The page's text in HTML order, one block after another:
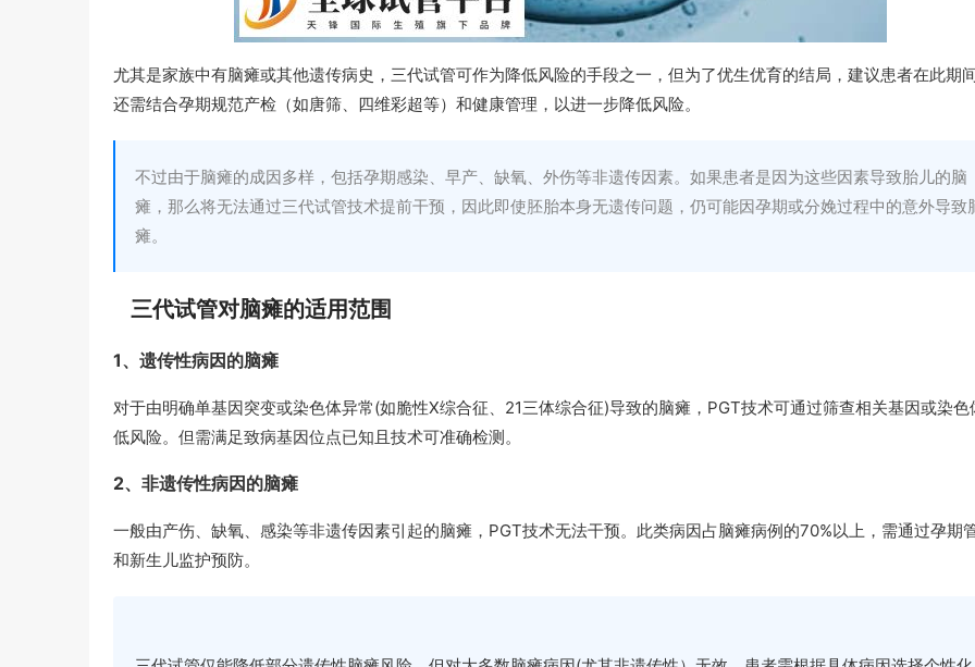
尤其是家族中有脑瘫或其他遗传病史，三代试管可作为降低风险的手段之一，但为了优生优育的结局，建议患者在此期
还需结合孕期规范产检（如唐筛、四维彩超等）和健康管理，以进一步降低风险。
不过由于脑瘫的成因多样，包括孕期感染、早产、缺氧、外伤等非遗传因素。如果患者是因为这些因素导致胎儿的脑
瘫，那么将无法通过三代试管技术提前干预，因此即使胚胎本身无遗传问题，仍可能因孕期或分娩过程中的意外导致
瘫。
三代试管对脑瘫的适用范围
1、遗传性病因的脑瘫
对于由明确单基因突变或染色体异常(如脆性X综合征、21三体综合征)导致的脑瘫，PGT技术可通过筛查相关基因或染色
低风险。但需满足致病基因位点已知且技术可准确检测。
2、非遗传性病因的脑瘫
一般由产伤、缺氧、感染等非遗传因素引起的脑瘫，PGT技术无法干预。此类病因占脑瘫病例的70%以上，需通过孕期
和新生儿监护预防。